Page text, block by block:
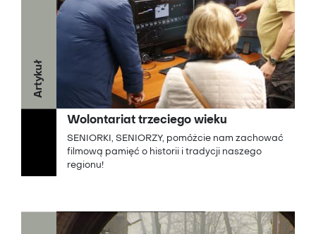
Artykuł
Wolontariat trzeciego wieku
SENIORKI, SENIORZY, pomóżcie nam zachować
filmową pamięć o historii i tradycji naszego
regionu!